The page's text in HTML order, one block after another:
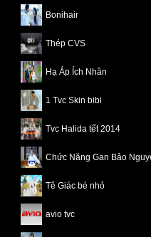
Bonihair
Thép CVS
Hạ Áp Ích Nhân
1 Tvc Skin bibi
Tvc Halida tết 2014
Chức Năng Gan Bảo
Tê Giác bé nhỏ
avio tvc